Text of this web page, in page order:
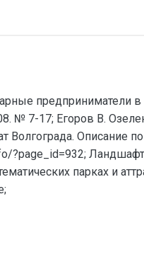
предприниматели
№ 7-17; Егоров В.
Волгограда. Описание
?page_id=932;
парках и